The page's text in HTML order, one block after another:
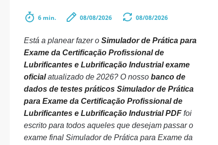
6 min. 08/08/2026 08/08/2026
Está a planear fazer o Simulador de Prática para
Exame da Certificação Profissional de
Lubrificantes e Lubrificação Industrial exame
oficialatualizado de 2026? O nosso banco de
dados de testes práticos Simulador de Prática
para Exame da Certificação Profissional de
Lubrificantes e Lubrificação Industrial PDF foi
escrito para todos aqueles que desejam passar o
exame final Simulador de Prática para Exame da